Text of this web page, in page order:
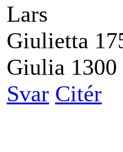
Lars
Giulietta
Giulia 1300
Svar Citér